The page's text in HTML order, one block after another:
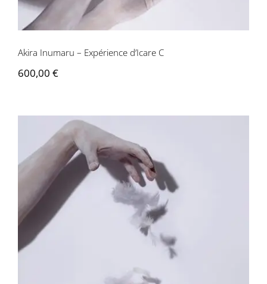
Akira Inumaru – Expérience d’Icare C
600,00 €
Akira Inumaru – Expérience d’Icare B